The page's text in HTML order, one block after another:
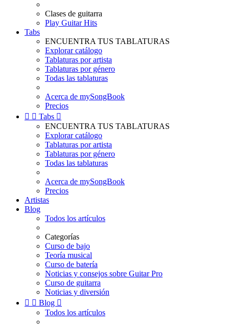
Clases de guitarra
Play Guitar Hits
Tabs
ENCUENTRA TUS TABLATURAS
Explorar catálogo
Tablaturas por artista
Tablaturas por género
Todas las tablaturas
Acerca de mySongBook
Precios
  Tabs 
ENCUENTRA TUS TABLATURAS
Explorar catálogo
Tablaturas por artista
Tablaturas por género
Todas las tablaturas
Acerca de mySongBook
Precios
Artistas
Blog
Todos los artículos
Categorías
Curso de bajo
Teoría musical
Curso de batería
Noticias y consejos sobre Guitar Pro
Curso de guitarra
Noticias y diversión
  Blog 
Todos los artículos